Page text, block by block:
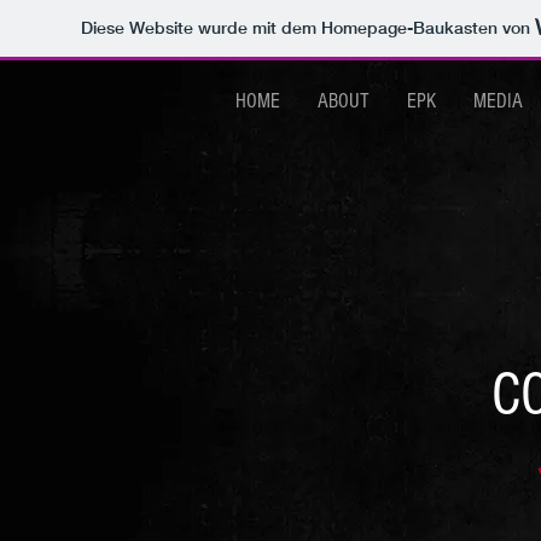
Diese Website wurde mit dem Homepage-Baukasten von
HOME ABOUT EPK MEDIA